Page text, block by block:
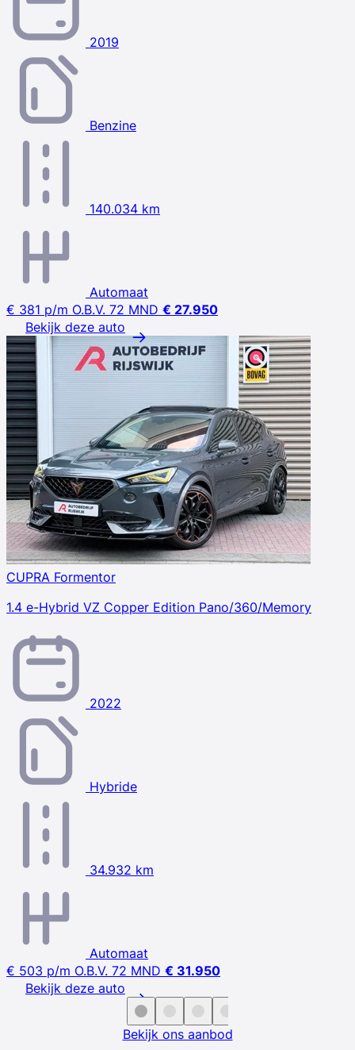
2019
Benzine
140.034 km
Automaat
€ 381 p/m O.B.V. 72 MND € 27.950
Bekijk deze auto
CUPRA Formentor
1.4 e-Hybrid VZ Copper Edition Pano/360/Memory
2022
Hybride
34.932 km
Automaat
€ 503 p/m O.B.V. 72 MND € 31.950
Bekijk deze auto
Bekijk ons aanbod